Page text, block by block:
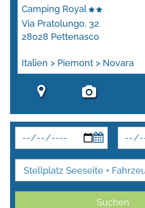
Camping Royal
Via Pratolungo, 32
28028 Pettenasco
Italien > Piemont > Novara
Suchen